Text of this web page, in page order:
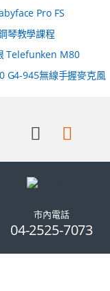
Pro FS
琴教學課程
Telefunken M80
G4-945無線手握麥克風
市內電話
04-2525-7073